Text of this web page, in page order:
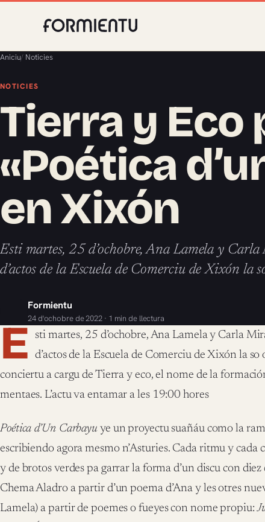
Aniciu/ Noticies
NOTICIES
Tierra y Eco
«Poética
en Xixón
Esti martes, 25 d’ochobre, Ana Lamela y
d’actos de la Escuela de Comerciu de Xixón la
Formientu
24 d'ochobre de 2022 · 1 min de llectura
E sti martes, 25 d’ochobre, Ana Lamela y Carla
d’actos de la Escuela de Comerciu de Xixón la so
conciertu a cargu de Tierra y eco, el nome de la
mentaes. L’actu va entamar a les 19:00 hores
Poética d’Un Carbayu ye un proyectu suañáu como la
escribiendo agora mesmo n’Asturies. Cada ritmu y
y de brotos verdes pa garrar la forma d’un discu con
Chema Aladro a partir d’un poema d’Ana y les otres
Lamela) a partir de poemes o fueyes con nome propiu: